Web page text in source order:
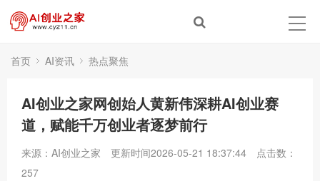
首页 AI资讯 热点聚焦
AI创业之家网创始人黄新伟深耕AI创业赛
道，赋能千万创业者逐梦前行
来源：AI创业之家 更新时间2026-05-21 18:37:44
点击数：
257